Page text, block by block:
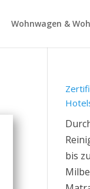
Wohnwagen &
bis